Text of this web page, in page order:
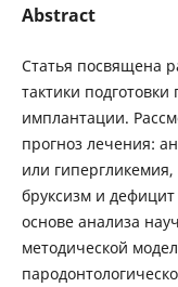
Abstract
Статья посвящена
тактики
имплантации.
прогноз лечения:
или гипергликемия,
бруксизм и
основе анализа
методической